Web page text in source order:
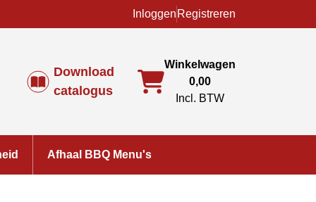
Inloggen Registreren
Download
catalogus
Winkelwagen
0,00
Incl. BTW
Afhaal BBQ Menu's